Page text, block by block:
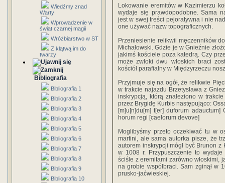
Wiedźmy znad
Warty
Wprowadzenie w
świat czarnej magii
Wróżbiarstwo w ST
Z klątwą im do
twarzy
Bibliografia
Bibliografia 1
Bibliografia 2
Bibliografia 3
Bibliografia 4
Bibliografia 5
Bibliografia 6
Bibliografia 7
Bibliografia 8
Bibliografia 9
Bibliografia 10
Lokowanie eremitów w Kazimierzu
wydaje się prawdopodobne. Sama
jest w swej treści pejoratywna i nie
one używać nazw topograficznych.
Przeniesienie relikwii męczenników
Michałowski. Gdzie je w Gnieźnie
jakimś kościele poza katedrą. Czy
może zwłoki dwu włoskich braci
kościół parafialny w Międzyrzeczu
Przyjmuje się na ogół, że relikwie
w trakcie najazdu Brzetysława z
inskrypcją, którą znaleziono w
przez Brygidę Kurbis następująco:
[m]u[n]du[m] t[er] duforum
horum regi [caelorum devove]
Moglibyśmy przeto oczekiwać tu w
martini, ale sama autorka pisze, że
autorem inskrypcji mógł być Brunon
w 1008 r. Przypuszczenie to wydaje
ściśle z eremitami zarówno włoskimi,
na grobie współbraci. Sam zginął w
prusko-jaćwieskiej.